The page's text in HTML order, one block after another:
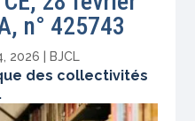
n° 425743
2026 BJCL
des collectivités